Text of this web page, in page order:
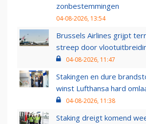
zonbestemmingen
04-08-2026, 13:54
Brussels Airlines grijpt
streep door
04-08-2026, 11:47
Stakingen en dure
winst Lufthansa hard
04-08-2026, 11:38
Staking dreigt komend